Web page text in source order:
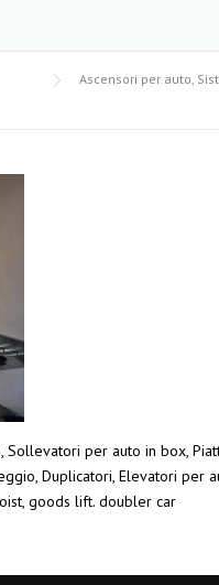
Ascensori per auto,
per auto in box,
Duplicatori, Elevatori
goods lift. doubler car